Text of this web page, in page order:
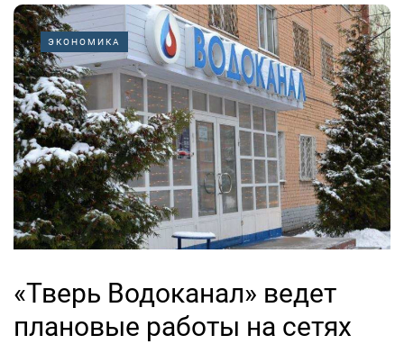
ЭКОНОМИКА
«Тверь Водоканал» ведет
плановые работы на сетях